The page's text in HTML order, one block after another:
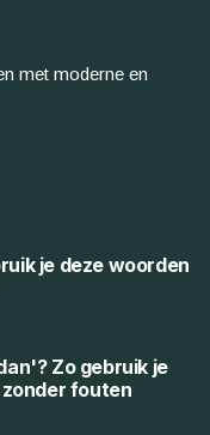
met moderne en
je deze woorden
Zo gebruik je
fouten